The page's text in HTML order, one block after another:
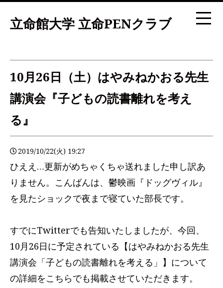
立命館大学 立命PENクラブ
10月26日（土）はやみねかおる先生
講演会『子どもの読書離れを考え
る』
2019/10/22(火) 19:27
ひええ…更新がめちゃくちゃ送れました申し訳あ
りません。こんばんは、鬱映画『ドッグヴィル』
を見たショックで夜まで寝ていた部長です。
すでにTwitterでも告知いたしましたが、今回、
10月26日に予定されている【はやみねかおる先生
講演会「子どもの読書離れを考える」】について
の詳細をこちらでも掲載させていただきます。